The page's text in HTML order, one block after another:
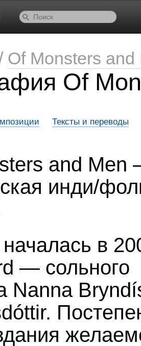
Of Monsters and
Of
Тексты и переводы
and Men
инди/
в
— сольного
Nanna